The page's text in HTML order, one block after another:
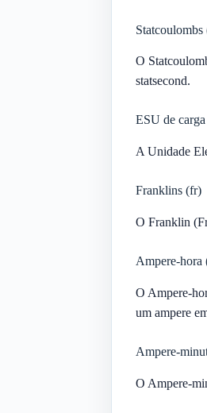
Statcoulombs
O
statsecond.
ESU de carga
A Unidade
Franklins (fr)
O Franklin
Ampere-
O Ampere-
um ampere
Ampere-
O Ampere-